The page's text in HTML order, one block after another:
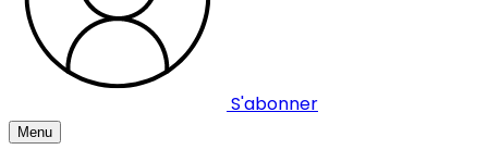
S'abonner
Menu